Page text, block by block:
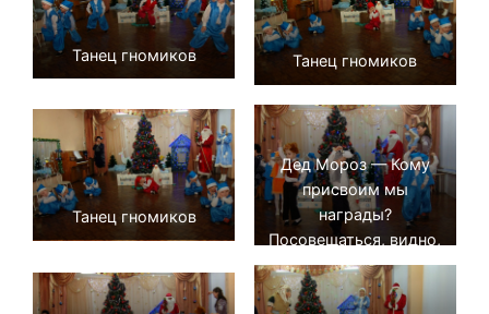
Танец гномиков Танец гномиков
Танец гномиков
Дед Мороз — Кому
присвоим мы
награды?
Посовещаться, видно,
надо!